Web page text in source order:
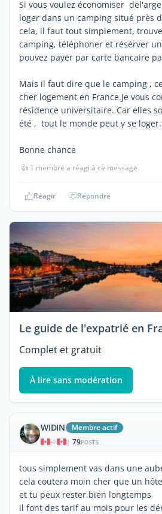
Si vous voulez économiser
loger dans un camping situé près
cela, il faut tout simplement,
camping, téléphoner et résérver
pouvez payer par carte bancaire
Mais il faut dire que le camping ,
cher logement en France.Je vous
résidence universitaire. Car elles
été , tout le monde peut y se loger.
Bonne chance
👍 1 membre a réagi à ce message
Réagir Répondre
Le guide de l'expatrié en
Complet et gratuit
À lire sans modération
WIDIN Membre actif
| 79POSTS
tous simplement vas dans une
cela coutera moin cher que un
et tu peux rester bien longtemps
il font des tarif au mois pour les